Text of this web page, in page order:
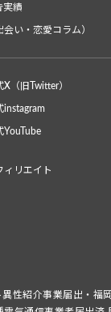
実績
い・恋愛コラム）
（旧Twitter）
instagram
YouTube
ィリエイト
異性紹介事業届出・福